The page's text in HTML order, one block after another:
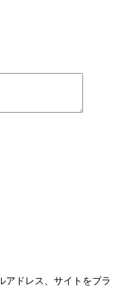
アドレス、サイトをブラ